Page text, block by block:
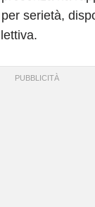
serietà,